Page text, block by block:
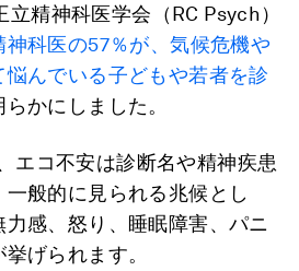
立精神科医学会（RC Psych）
神科医の57％が、気候危機や
んでいる子どもや若者を診
かにしました。
エコ不安は診断名や精神疾患
般的に見られる兆候とし
感、怒り、睡眠障害、パニ
げられます。